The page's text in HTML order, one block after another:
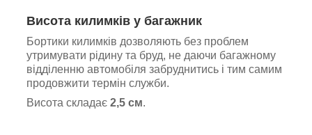
Висота килимків у багажник
Бортики килимків дозволяють без проблем
утримувати рідину та бруд, не даючи багажному
відділенню автомобіля забруднитись і тим самим
продовжити термін служби.
Висота складає 2,5 см.